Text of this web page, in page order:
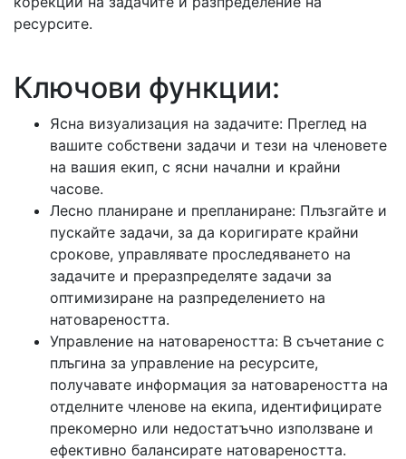
ресурсите.
Ключови функции:
Ясна визуализация на задачите: Преглед на
вашите собствени задачи и тези на членовете
на вашия екип, с ясни начални и крайни
часове.
Лесно планиране и препланиране: Плъзгайте и
пускайте задачи, за да коригирате крайни
срокове, управлявате проследяването на
задачите и преразпределяте задачи за
оптимизиране на разпределението на
натовареността.
Управление на натовареността: В съчетание с
плъгина за управление на ресурсите,
получавате информация за натовареността на
отделните членове на екипа, идентифицирате
прекомерно или недостатъчно използване и
ефективно балансирате натовареността.